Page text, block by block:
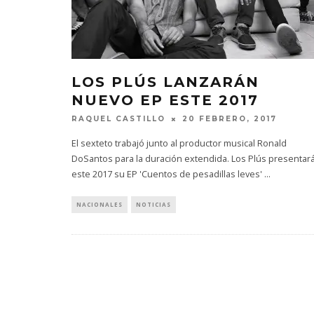
LOS PLÚS LANZARÁN
NUEVO EP ESTE 2017
RAQUEL CASTILLO 20 FEBRERO, 2017
El sexteto trabajó junto al productor musical Ronald
DoSantos para la duración extendida. Los Plús
este 2017 su EP 'Cuentos de pesadillas leves' ...
NACIONALES NOTICIAS